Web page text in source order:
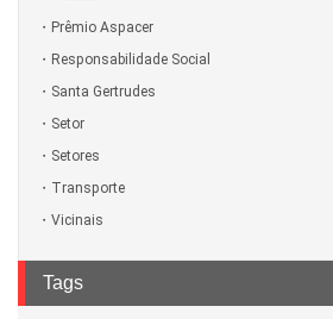
Prêmio Aspacer
Responsabilidade Social
Santa Gertrudes
Setor
Setores
Transporte
Vicinais
Tags